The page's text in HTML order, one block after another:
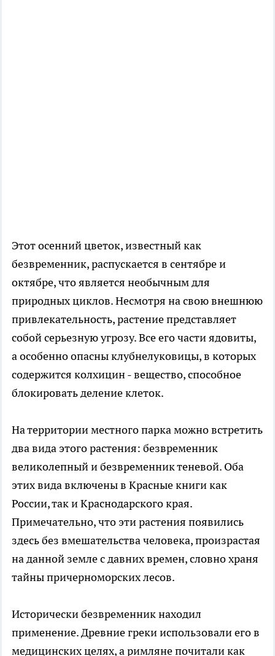
Этот осенний цветок, известный как
безвременник, распускается в сентябре и
октябре, что является необычным для
природных циклов. Несмотря на свою внешнюю
привлекательность, растение представляет
собой серьезную угрозу. Все его части ядовиты,
а особенно опасны клубнелуковицы, в которых
содержится колхицин - вещество, способное
блокировать деление клеток.
На территории местного парка можно встретить
два вида этого растения: безвременник
великолепный и безвременник теневой. Оба
этих вида включены в Красные книги как
России, так и Краснодарского края.
Примечательно, что эти растения появились
здесь без вмешательства человека, произрастая
на данной земле с давних времен, словно храня
тайны причерноморских лесов.
Исторически безвременник находил
применение. Древние греки использовали его в
медицинских целях, а римляне почитали как